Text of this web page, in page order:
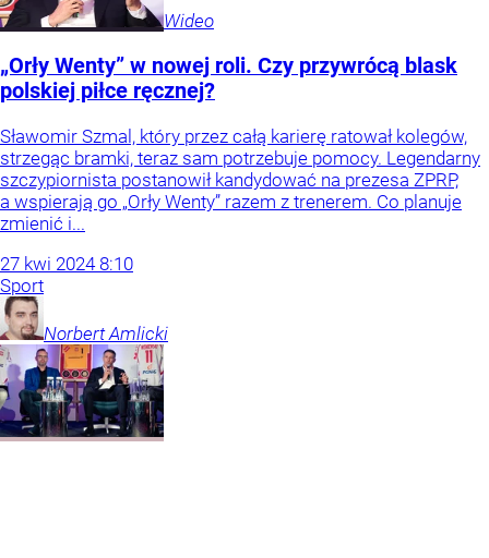
Wideo
„Orły Wenty” w nowej roli. Czy przywrócą blask
polskiej piłce ręcznej?
Sławomir Szmal, który przez całą karierę ratował kolegów,
strzegąc bramki, teraz sam potrzebuje pomocy. Legendarny
szczypiornista postanowił kandydować na prezesa ZPRP,
a wspierają go „Orły Wenty” razem z trenerem. Co planuje
zmienić i...
27 kwi 2024 8:10
Sport
Norbert Amlicki